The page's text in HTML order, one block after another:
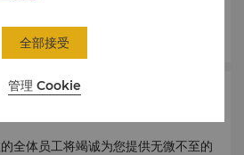
了解更多
全体员工将竭诚为您提供无微不至的
管理 Cookie
全部接受